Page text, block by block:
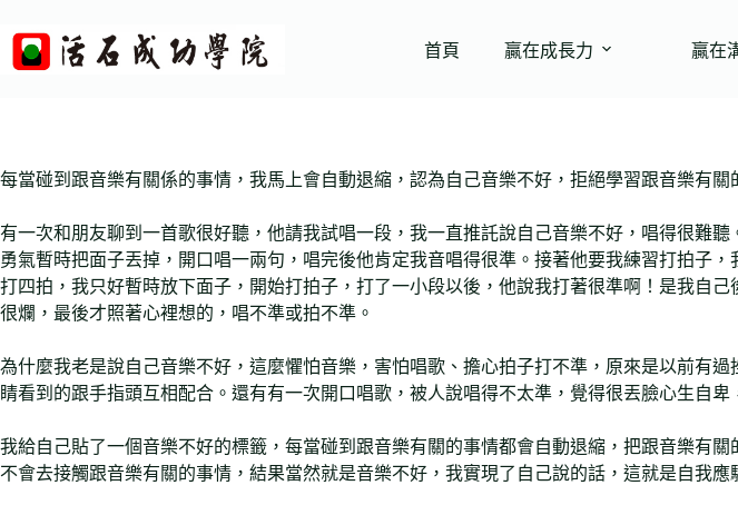
至
主
首頁 贏在成長力 贏在
每當碰到跟音樂有關係的事情，我馬上會自動退縮，認為自己音樂不好，拒絕學習跟音樂有
有一次和朋友聊到一首歌很好聽，他請我試唱一段，我一直推託說自己音樂不好，唱得很難
勇氣暫時把面子丟掉，開口唱一兩句，唱完後他肯定我音唱得很準。接著他要我練習打拍子
打四拍，我只好暫時放下面子，開始打拍子，打了一小段以後，他說我打著很準啊！是我自
很爛，最後才照著心裡想的，唱不準或拍不準。
為什麼我老是說自己音樂不好，這麼懼怕音樂，害怕唱歌、擔心拍子打不準，原來是以前有
睛看到的跟手指頭互相配合。還有有一次開口唱歌，被人說唱得不太準，覺得很丟臉心生自
我給自己貼了一個音樂不好的標籤，每當碰到跟音樂有關的事情都會自動退縮，把跟音樂有
不會去接觸跟音樂有關的事情，結果當然就是音樂不好，我實現了自己說的話，這就是自我應